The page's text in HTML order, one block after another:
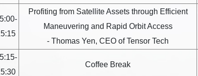
Profiting from Satellite Assets through Efficient
Maneuvering and Rapid Orbit Access
- Thomas Yen, CEO of Tensor Tech
Coffee Break